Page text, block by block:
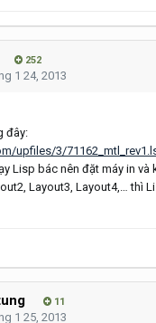
252
1 24, 2013
đây:
upfiles/3/
Lisp bác nên đặt máy in và
Layout3, Layout4,… thì
11
1 25, 2013